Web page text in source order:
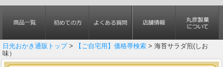
日光おかき通販トップ> 【ご自宅用】価格帯検索 > 海苔サラダ煎(しお
味）